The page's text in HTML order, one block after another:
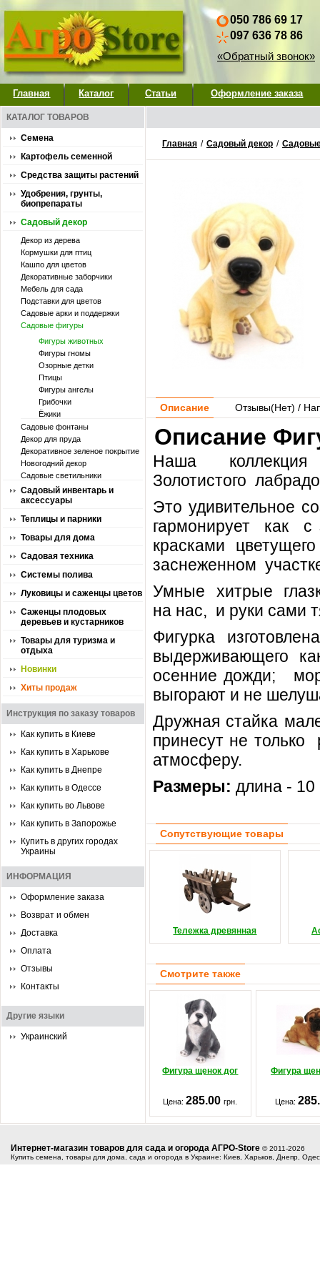
050 786 69 17
097 636 78 86
«Обратный звонок»
Главная Каталог Статьи Оформление заказа
КАТАЛОГ ТОВАРОВ
Семена
Картофель семенной
Средства защиты растений
Удобрения, грунты,
биопрепараты
Садовый декор
Декор из дерева
Кормушки для птиц
Кашпо для цветов
Декоративные заборчики
Мебель для сада
Подставки для цветов
Садовые арки и поддержки
Садовые фигуры
Фигуры животных
Фигуры гномы
Озорные детки
Птицы
Фигуры ангелы
Грибочки
Ёжики
Садовые фонтаны
Декор для пруда
Декоративное зеленое покрытие
Новогодний декор
Садовые светильники
Садовый инвентарь и
аксессуары
Теплицы и парники
Товары для дома
Садовая техника
Системы полива
Луковицы и саженцы цветов
Саженцы плодовых
деревьев и кустарников
Товары для туризма и
отдыха
Новинки
Хиты продаж
Инструкция по заказу товаров
Как купить в Киеве
Как купить в Харькове
Как купить в Днепре
Как купить в Одессе
Как купить во Львове
Как купить в Запорожье
Купить в других городах
Украины
ИНФОРМАЦИЯ
Оформление заказа
Возврат и обмен
Доставка
Оплата
Отзывы
Контакты
Другие языки
Украинский
Главная / Садовый декор /
Описание Отзывы(Нет) /
Описание
Наша коллекция
Золотистого
Это удивительное
гармонирует как
красками
заснеженном
Умные хитрые
на нас, и руки сами
Фигурка
выдерживающего
осенние дожди;
выгорают и не
Дружная стайка
принесут не
атмосферу.
Размеры: длина - 10
Сопутствующие товары
Тележка древянная
Смотрите также
Фигура щенок дог Фигура
Цена:285.00грн. Цена:
Интернет-магазин товаров для сада и огорода АГРО-Store © 2011-2026
Купить семена, товары для дома, сада и огорода в Украине: Киев, Харьков, Днепр,